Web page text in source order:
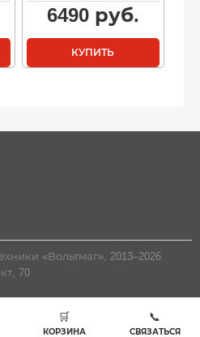
6490руб.
КУПИТЬ
«Вольтмаг», 2013–2026.
70
🛒
КОРЗИНА
📞
СВЯЗАТЬСЯ